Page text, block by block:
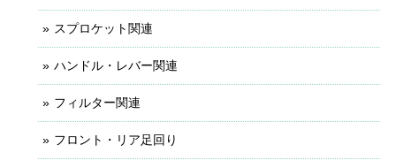
スプロケット関連
ハンドル・レバー関連
フィルター関連
フロント・リア足回り